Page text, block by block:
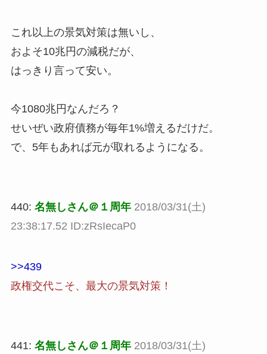
これ以上の景気対策は無いし、
およそ10兆円の減税だが、
はっきり言って安い。
今1080兆円なんだろ？
せいぜい政府債務が毎年1%増えるだけだ。
で、5年もあれば元が取れるようになる。
440: 名無しさん＠１周年 2018/03/31(土)
23:38:17.52 ID:zRsIecaP0
>>439
政権交代こそ、最大の景気対策！
441: 名無しさん＠１周年 2018/03/31(土)